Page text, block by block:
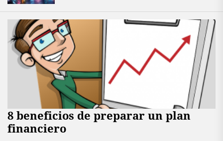
8 beneficios de preparar un plan
financiero